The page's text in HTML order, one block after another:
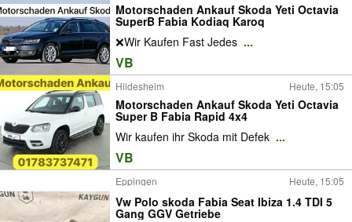
Motorschaden Ankauf Skoda Yeti Octavia
SuperB Fabia Kodiaq Karoq
❌Wir Kaufen Fast Jedes ...
VB
Hildesheim Heute, 15:05
Motorschaden Ankauf Skoda Yeti Octavia
Super B Fabia Rapid 4x4
Wir kaufen ihr Skoda mit Defek ...
VB
Eppingen Heute, 15:05
Vw Polo skoda Fabia Seat Ibiza 1.4 TDI 5
Gang GGV Getriebe